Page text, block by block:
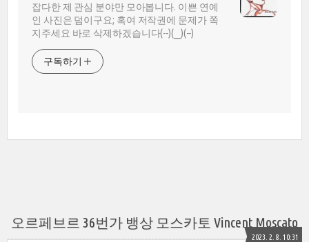
잡다한 제 관심 분야만 모아봅니다. 이쁜 연예
인 사진은 덤이구요; 혹여 저작권에 문제가 쪽
지주세요 바로 삭제하겠습니다(--)(__)(--)
구독하기
오르페브르 36번가 뱅상 모스카토 Vincent Moscato
2023. 2. 8. 10:31